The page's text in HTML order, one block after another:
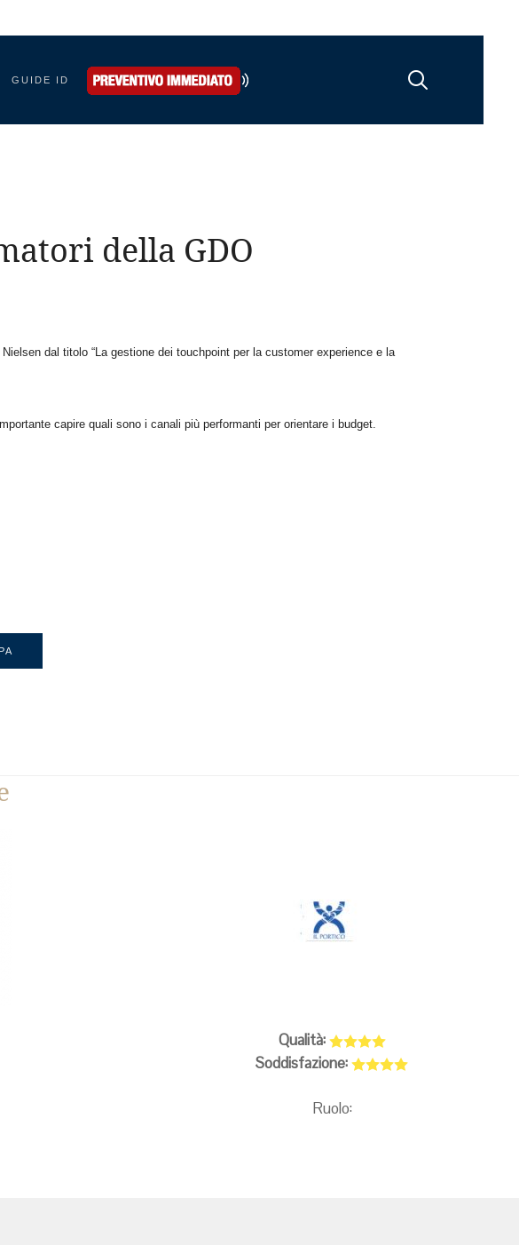
GUIDE ID
della GDO
dal titolo “La gestione dei touchpoint per la customer experience e la
capire quali sono i canali più performanti per orientare i budget.
Qualità:
Soddisfazione:
Ruolo: